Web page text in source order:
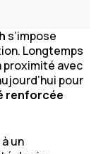
s’impose
Longtemps
proximité avec
pour
renforcée
à un